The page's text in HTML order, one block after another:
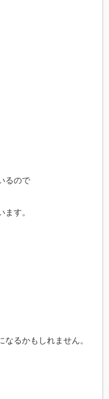
るので
す。
るかもしれません。